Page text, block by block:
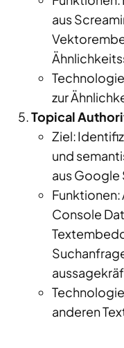
aus
zur
Topical
Ziel:
und
aus Google
Console
anderen